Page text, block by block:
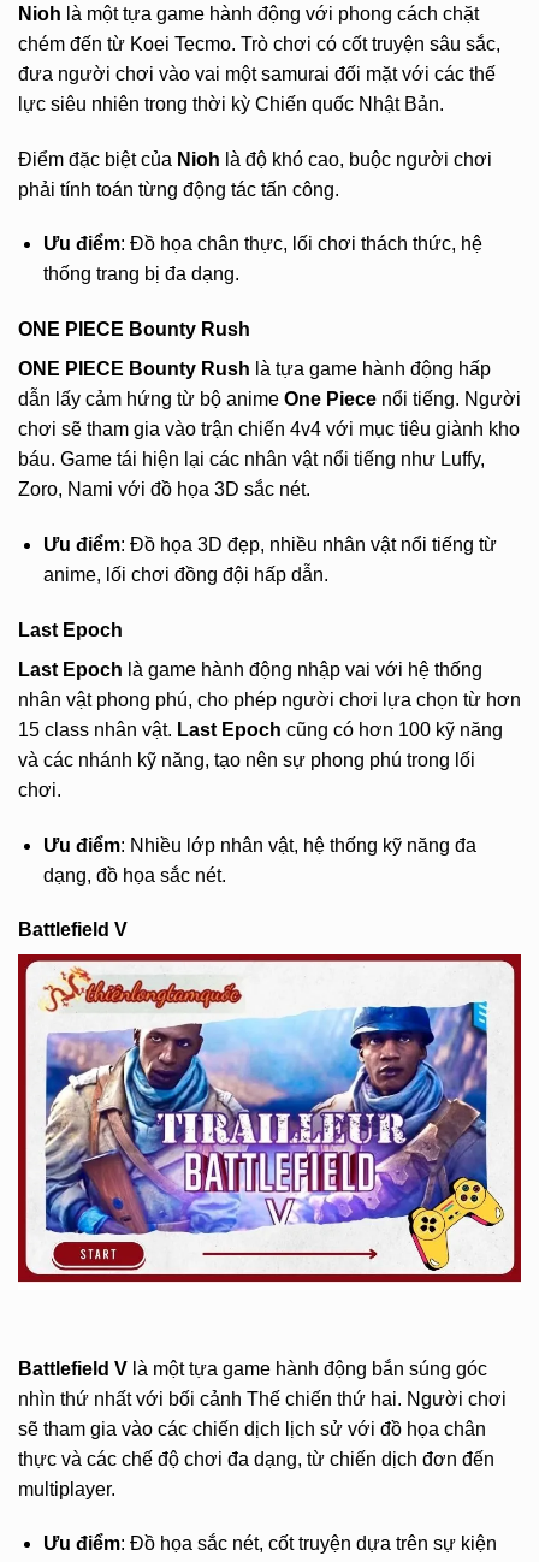
Nioh là một tựa game hành động với phong cách chặt
chém đến từ Koei Tecmo. Trò chơi có cốt truyện sâu sắc,
đưa người chơi vào vai một samurai đối mặt với các thế
lực siêu nhiên trong thời kỳ Chiến quốc Nhật Bản.
Điểm đặc biệt của Nioh là độ khó cao, buộc người chơi
phải tính toán từng động tác tấn công.
Ưu điểm: Đồ họa chân thực, lối chơi thách thức, hệ
thống trang bị đa dạng.
ONE PIECE Bounty Rush
ONE PIECE Bounty Rush là tựa game hành động hấp
dẫn lấy cảm hứng từ bộ anime One Piece nổi tiếng. Người
chơi sẽ tham gia vào trận chiến 4v4 với mục tiêu giành kho
báu. Game tái hiện lại các nhân vật nổi tiếng như Luffy,
Zoro, Nami với đồ họa 3D sắc nét.
Ưu điểm: Đồ họa 3D đẹp, nhiều nhân vật nổi tiếng từ
anime, lối chơi đồng đội hấp dẫn.
Last Epoch
Last Epoch là game hành động nhập vai với hệ thống
nhân vật phong phú, cho phép người chơi lựa chọn từ hơn
15 class nhân vật. Last Epoch cũng có hơn 100 kỹ năng
và các nhánh kỹ năng, tạo nên sự phong phú trong lối
chơi.
Ưu điểm: Nhiều lớp nhân vật, hệ thống kỹ năng đa
dạng, đồ họa sắc nét.
Battlefield V
Battlefield V là một tựa game hành động bắn súng góc
nhìn thứ nhất với bối cảnh Thế chiến thứ hai. Người chơi
sẽ tham gia vào các chiến dịch lịch sử với đồ họa chân
thực và các chế độ chơi đa dạng, từ chiến dịch đơn đến
multiplayer.
Ưu điểm: Đồ họa sắc nét, cốt truyện dựa trên sự kiện